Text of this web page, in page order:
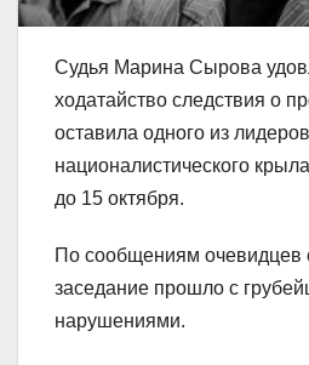
Судья Марина Сырова
ходатайство следствия о
оставила одного из лидеров
националистического
до 15 октября.
По сообщениям очевидцев
заседание прошло с
нарушениями.